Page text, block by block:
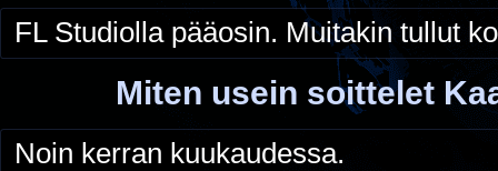
FL Studiolla pääosin. Muitakin tullut
Miten usein soittelet
Noin kerran kuukaudessa.